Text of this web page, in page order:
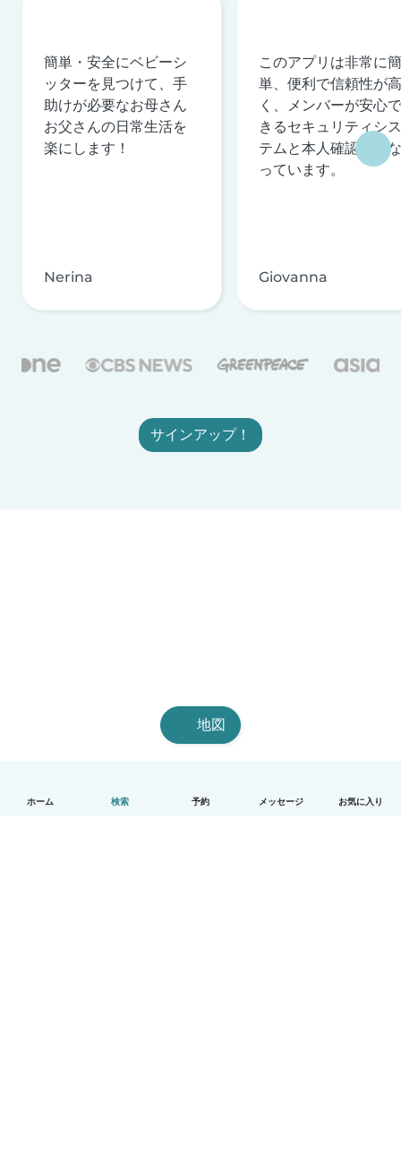
ホーム 検索 予約 メッセージ お気に入り
簡単・安全にベビーシ
ッターを見つけて、手
助けが必要なお母さん
お父さんの日常生活を
楽にします！
Nerina
このアプリは非常に簡
単、便利で信頼性が高
く、メンバーが安心で
きるセキュリティシス
テムと本人確認を行な
っています。
Giovanna
サインアップ！
地図